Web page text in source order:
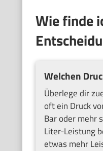
Wie finde
Welchen
Überlege dir
oft ein Druck
Bar oder mehr
Liter-Leistung
etwas mehr